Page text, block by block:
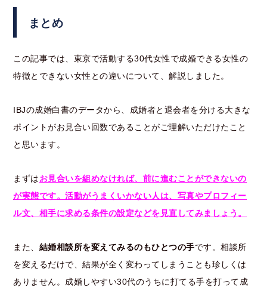
まとめ
この記事では、東京で活動する30代女性で成婚できる女性の
特徴とできない女性との違いについて、解説しました。
IBJの成婚白書のデータから、成婚者と退会者を分ける大きな
ポイントがお見合い回数であることがご理解いただけたこと
と思います。
まずはお見合いを組めなければ、前に進むことができないの
が実態です。活動がうまくいかない人は、写真やプロフィー
ル文、相手に求める条件の設定などを見直してみましょう。
また、 結婚相談所を変えてみるのもひとつの手です。相談所
を変えるだけで、結果が全く変わってしまうことも珍しくは
ありません。成婚しやすい30代のうちに打てる手を打って成